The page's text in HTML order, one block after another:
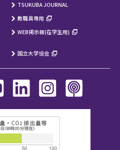
TSUKUBA JOURNAL
教職員専用
WEB掲示板(在学生用)
国立大学協会